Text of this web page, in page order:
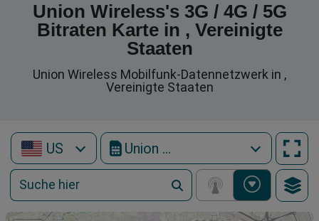
Union Wireless's 3G / 4G / 5G
Bitraten Karte in , Vereinigte
Staaten
Union Wireless Mobilfunk-Datennetzwerk in ,
Vereinigte Staaten
US Union Wireless